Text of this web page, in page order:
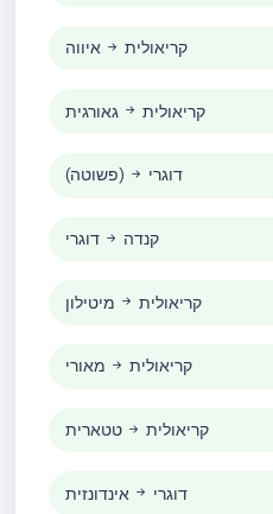
קריאולית איווה
קריאולית גאורגית
דוגרי (פשוטה)
קנדה דוגרי
קריאולית מיטילון
קריאולית מאורי
קריאולית טטארית
דוגרי אינדונזית